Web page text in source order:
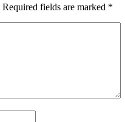
Required fields are marked *